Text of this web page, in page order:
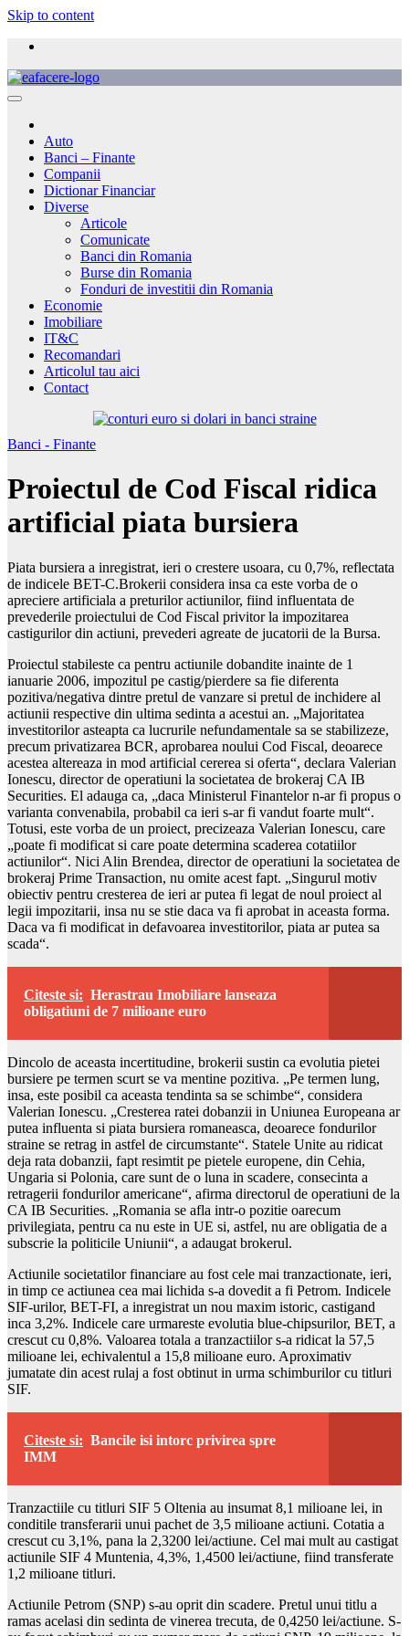
Skip to content
Auto
Banci – Finante
Companii
Dictionar Financiar
Diverse
Articole
Comunicate
Banci din Romania
Burse din Romania
Fonduri de investitii din Romania
Economie
Imobiliare
IT&C
Recomandari
Articolul tau aici
Contact
Banci - Finante
Proiectul de Cod Fiscal ridica
artificial piata bursiera
Piata bursiera a inregistrat, ieri o crestere usoara, cu 0,7%, reflectata
de indicele BET-C.Brokerii considera insa ca este vorba de o
apreciere artificiala a preturilor actiunilor, fiind influentata de
prevederile proiectului de Cod Fiscal privitor la impozitarea
castigurilor din actiuni, prevederi agreate de jucatorii de la Bursa.
Proiectul stabileste ca pentru actiunile dobandite inainte de 1
ianuarie 2006, impozitul pe castig/pierdere sa fie diferenta
pozitiva/negativa dintre pretul de vanzare si pretul de inchidere al
actiunii respective din ultima sedinta a acestui an. „Majoritatea
investitorilor asteapta ca lucrurile nefundamentale sa se stabilizeze,
precum privatizarea BCR, aprobarea noului Cod Fiscal, deoarece
acestea altereaza in mod artificial cererea si oferta“, declara Valerian
Ionescu, director de operatiuni la societatea de brokeraj CA IB
Securities. El adauga ca, „daca Ministerul Finantelor n-ar fi propus o
varianta convenabila, probabil ca ieri s-ar fi vandut foarte mult“.
Totusi, este vorba de un proiect, precizeaza Valerian Ionescu, care
„poate fi modificat si care poate determina scaderea cotatiilor
actiunilor“. Nici Alin Brendea, director de operatiuni la societatea de
brokeraj Prime Transaction, nu omite acest fapt. „Singurul motiv
obiectiv pentru cresterea de ieri ar putea fi legat de noul proiect al
legii impozitarii, insa nu se stie daca va fi aprobat in aceasta forma.
Daca va fi modificat in defavoarea investitorilor, piata ar putea sa
scada“.
Citeste si: Herastrau Imobiliare lanseaza
obligatiuni de 7 milioane euro
Dincolo de aceasta incertitudine, brokerii sustin ca evolutia pietei
bursiere pe termen scurt se va mentine pozitiva. „Pe termen lung,
insa, este posibil ca aceasta tendinta sa se schimbe“, considera
Valerian Ionescu. „Cresterea ratei dobanzii in Uniunea Europeana ar
putea influenta si piata bursiera romaneasca, deoarece fondurilor
straine se retrag in astfel de circumstante“. Statele Unite au ridicat
deja rata dobanzii, fapt resimtit pe pietele europene, din Cehia,
Ungaria si Polonia, care sunt de o luna in scadere, consecinta a
retragerii fondurilor americane“, afirma directorul de operatiuni de la
CA IB Securities. „Romania se afla intr-o pozitie oarecum
privilegiata, pentru ca nu este in UE si, astfel, nu are obligatia de a
subscrie la politicile Uniunii“, a adaugat brokerul.
Actiunile societatilor financiare au fost cele mai tranzactionate, ieri,
in timp ce actiunea cea mai lichida s-a dovedit a fi Petrom. Indicele
SIF-urilor, BET-FI, a inregistrat un nou maxim istoric, castigand
inca 3,2%. Indicele care urmareste evolutia blue-chipsurilor, BET, a
crescut cu 0,8%. Valoarea totala a tranzactiilor s-a ridicat la 57,5
milioane lei, echivalentul a 15,8 milioane euro. Aproximativ
jumatate din acest rulaj a fost obtinut in urma schimburilor cu titluri
SIF.
Citeste si: Bancile isi intorc privirea spre
IMM
Tranzactiile cu titluri SIF 5 Oltenia au insumat 8,1 milioane lei, in
conditile transferarii unui pachet de 3,5 milioane actiuni. Cotatia a
crescut cu 3,1%, pana la 2,3200 lei/actiune. Cel mai mult au castigat
actiunile SIF 4 Muntenia, 4,3%, 1,4500 lei/actiune, fiind transferate
1,2 milioane titluri.
Actiunile Petrom (SNP) s-au oprit din scadere. Pretul unui titlu a
ramas acelasi din sedinta de vinerea trecuta, de 0,4250 lei/actiune. S-